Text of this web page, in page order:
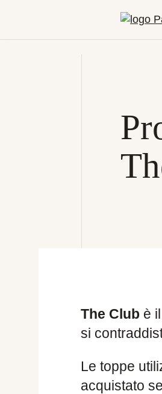
The Club è il
si
Le toppe
acquistato